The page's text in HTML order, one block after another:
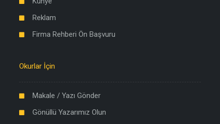
Reklam
Firma Rehberi Ön Başvuru
Okurlar İçin
Makale / Yazı Gönder
Gönüllü Yazarımız Olun